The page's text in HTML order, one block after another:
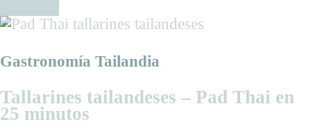
a
carbonara
Gastronomía Tailandia
Tallarines tailandeses – Pad Thai en
25 minutos